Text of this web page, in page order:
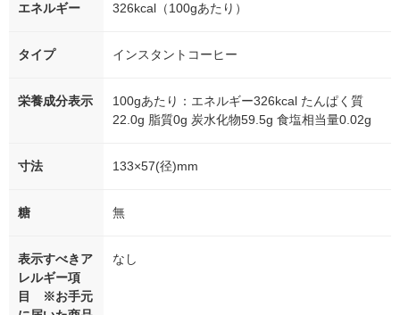
エネルギー 326kcal（100gあたり）
タイプ インスタントコーヒー
栄養成分表示
100gあたり：エネルギー326kcal たんぱく質
22.0g 脂質0g 炭水化物59.5g 食塩相当量0.02g
寸法 133×57(径)mm
糖 無
表示すべきア
レルギー項
目 ※お手元
なし